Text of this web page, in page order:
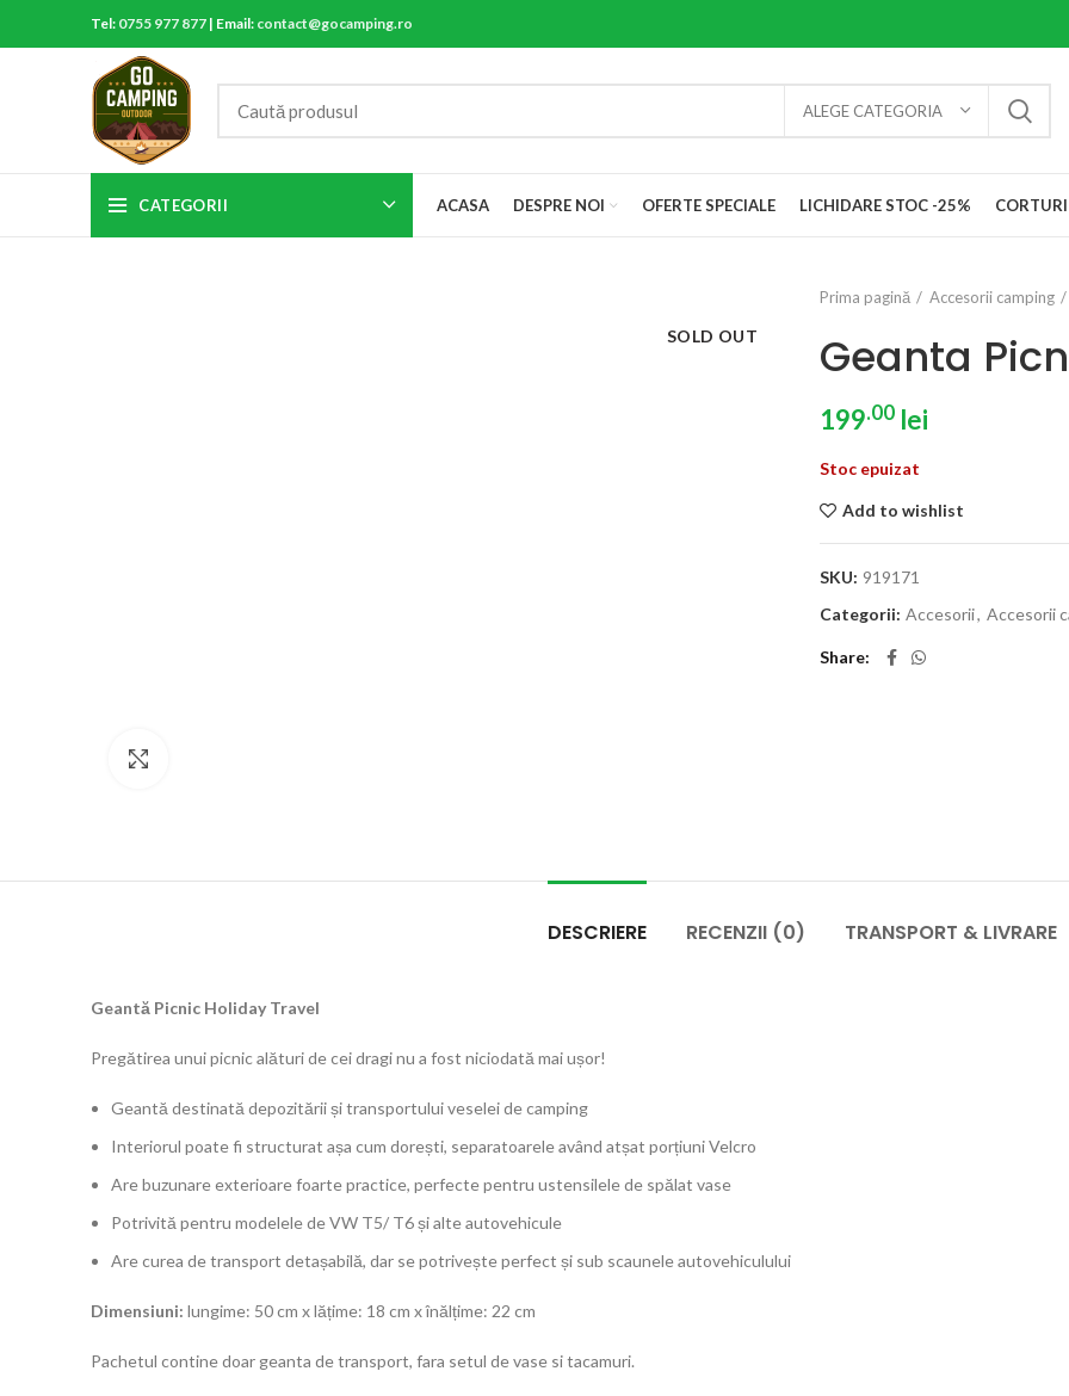
Tel: 0755 977 877 | Email: contact@gocamping.ro
ALEGE CATEGORIA
CATEGORII ACASA DESPRE NOI OFERTE SPECIALE LICHIDARE STOC -25%
SOLD OUT
Prima pagină Accesorii camping
Geanta
199.00 lei
Stoc epuizat
Add to wishlist
SKU: 919171
Categorii: Accesorii, Accesorii
Share
DESCRIERE RECENZII (0) TRANSPORT & LIVRARE
Geantă Picnic Holiday Travel
Pregătirea unui picnic alături de cei dragi nu a fost niciodată mai ușor!
Geantă destinată depozitării și transportului veselei de camping
Interiorul poate fi structurat așa cum dorești, separatoarele având atșat porțiuni Velcro
Are buzunare exterioare foarte practice, perfecte pentru ustensilele de spălat vase
Potrivită pentru modelele de VW T5/ T6 și alte autovehicule
Are curea de transport detașabilă, dar se potrivește perfect și sub scaunele autovehiculului
Dimensiuni: lungime: 50 cm x lățime: 18 cm x înălțime: 22 cm
Pachetul contine doar geanta de transport, fara setul de vase si tacamuri.